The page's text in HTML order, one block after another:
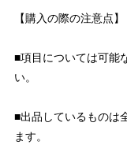
【購入の際の注意点】
■項目については可能
い。
■出品しているものは
ます。